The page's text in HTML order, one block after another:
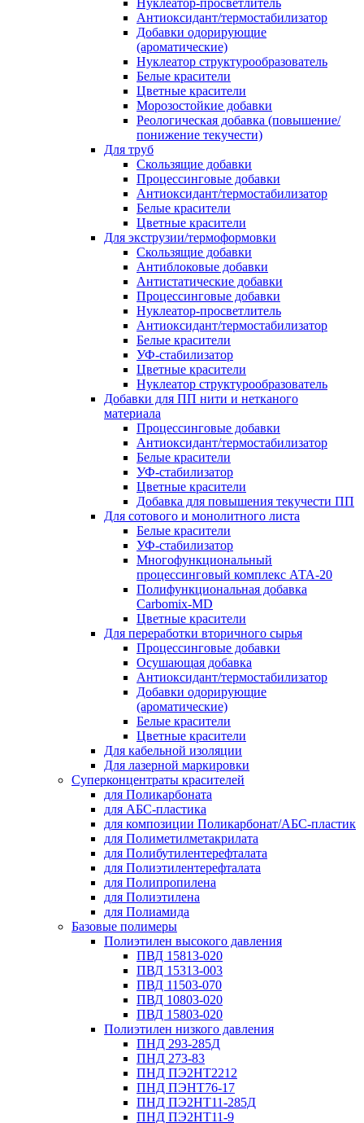
Нуклеатор-просветлитель
Антиоксидант/термостабилизатор
Добавки одорирующие
(ароматические)
Нуклеатор структурообразователь
Белые красители
Цветные красители
Морозостойкие добавки
Реологическая добавка (повышение/
понижение текучести)
Для труб
Скользящие добавки
Процессинговые добавки
Антиоксидант/термостабилизатор
Белые красители
Цветные красители
Для экструзии/термоформовки
Скользящие добавки
Антиблоковые добавки
Антистатические добавки
Процессинговые добавки
Нуклеатор-просветлитель
Антиоксидант/термостабилизатор
Белые красители
УФ-стабилизатор
Цветные красители
Нуклеатор структурообразователь
Добавки для ПП нити и нетканого
материала
Процессинговые добавки
Антиоксидант/термостабилизатор
Белые красители
УФ-стабилизатор
Цветные красители
Добавка для повышения текучести ПП
Для сотового и монолитного листа
Белые красители
УФ-стабилизатор
Многофункциональный
процессинговый комплекс АТА-20
Полифункциональная добавка
Carbomix-MD
Цветные красители
Для переработки вторичного сырья
Процессинговые добавки
Осушающая добавка
Антиоксидант/термостабилизатор
Добавки одорирующие
(ароматические)
Белые красители
Цветные красители
Для кабельной изоляции
Для лазерной маркировки
Суперконцентраты красителей
для Поликарбоната
для АБС-пластика
для композиции Поликарбонат/АБС-пластик
для Полиметилметакрилата
для Полибутилентерефталата
для Полиэтилентерефталата
для Полипропилена
для Полиэтилена
для Полиамида
Базовые полимеры
Полиэтилен высокого давления
ПВД 15813-020
ПВД 15313-003
ПВД 11503-070
ПВД 10803-020
ПВД 15803-020
Полиэтилен низкого давления
ПНД 293-285Д
ПНД 273-83
ПНД ПЭ2НТ2212
ПНД ПЭНТ76-17
ПНД ПЭ2НТ11-285Д
ПНД ПЭ2НТ11-9